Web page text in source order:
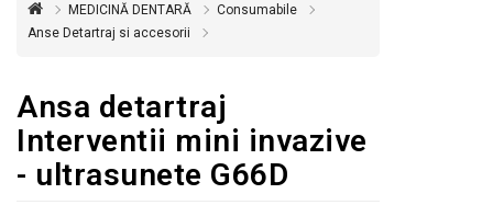
DENTARĂ
STERILIZARE
SUPER
OFERTĂ
MEDICINĂ DENTARĂ
Consumabile
Anse Detartraj si accesorii
Ansa detartraj
Interventii mini invazive
- ultrasunete G66D